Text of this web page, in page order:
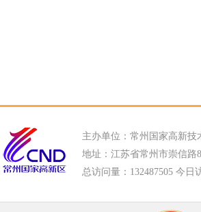
主办单位：常州国家高新
地址：江苏省常州市崇信路
总访问量： 132487505 今日